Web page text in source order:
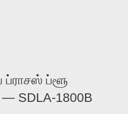
ப்ராசஸ் ப்ளூ
— SDLA-1800B